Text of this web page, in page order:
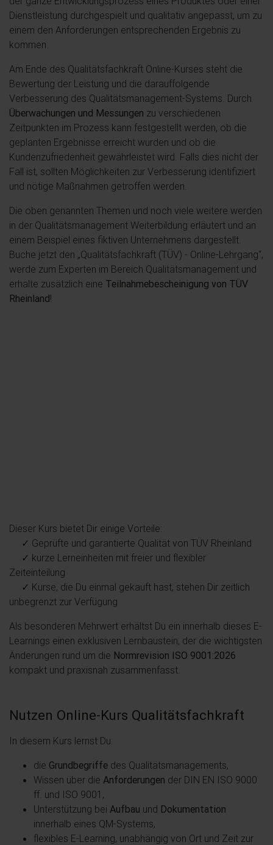
Dienstleistung durchgespielt und qualitativ angepasst, um zu
einem den Anforderungen entsprechenden Ergebnis zu
kommen.
Am Ende des Qualitätsfachkraft Online-Kurses steht die
Bewertung der Leistung und die darauffolgende
Verbesserung des Qualitätsmanagement-Systems. Durch
Überwachungen und Messungen zu verschiedenen
Zeitpunkten im Prozess kann festgestellt werden, ob die
geplanten Ergebnisse erreicht wurden und ob die
Kundenzufriedenheit gewährleistet wird. Falls dies nicht der
Fall ist, sollten Möglichkeiten zur Verbesserung identifiziert
und nötige Maßnahmen getroffen werden.
Die oben genannten Themen und noch viele weitere werden
in der Qualitätsmanagement Weiterbildung erläutert und an
einem Beispiel eines fiktiven Unternehmens dargestellt.
Buche jetzt den „Qualitätsfachkraft (TÜV) - Online-Lehrgang“,
werde zum Experten im Bereich Qualitätsmanagement und
erhalte zusätzlich eine Teilnahmebescheinigung von TÜV
Rheinland!
Dieser Kurs bietet Dir einige Vorteile:
✓ Geprüfte und garantierte Qualität von TÜV Rheinland
✓ kurze Lerneinheiten mit freier und flexibler
Zeiteinteilung
✓ Kurse, die Du einmal gekauft hast, stehen Dir zeitlich
unbegrenzt zur Verfügung
Als besonderen Mehrwert erhältst Du ein innerhalb dieses E-
Learnings einen exklusiven Lernbaustein, der die wichtigsten
Änderungen rund um die Normrevision ISO 9001:2026
kompakt und praxisnah zusammenfasst.
Nutzen Online-Kurs Qualitätsfachkraft
In diesem Kurs lernst Du:
die Grundbegriffe des Qualitätsmanagements,
Wissen über die Anforderungen der DIN EN ISO 9000
ff. und ISO 9001,
Unterstützung bei Aufbau und Dokumentation
innerhalb eines QM-Systems,
flexibles E-Learning, unabhängig von Ort und Zeit zur